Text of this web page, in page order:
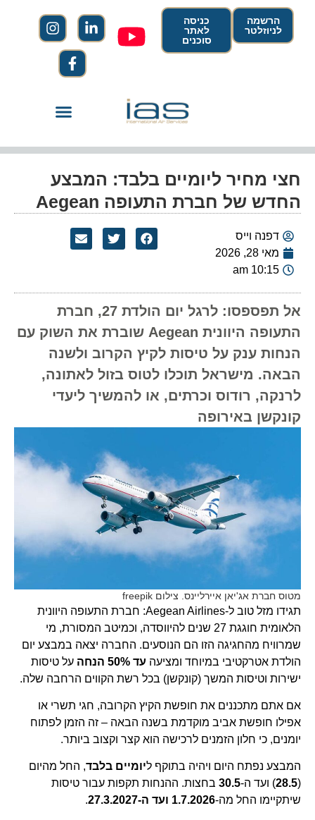
הרשמה
לניוזלטר
כניסה
לאתר
סוכנים
חצי מחיר ליומיים בלבד: המבצע
החדש של חברת התעופה Aegean
דפנה וייס
מאי 28, 2026
10:15 am
אל תפספסו: לרגל יום הולדת 27, חברת
התעופה היוונית Aegean שוברת את השוק עם
הנחות ענק על טיסות לקיץ הקרוב ולשנה
הבאה. מישראל תוכלו לטוס בזול לאתונה,
לרנקה, רודוס וכרתים, או להמשיך ליעדי
קונקשן באירופה
מטוס חברת אג'יאן איירליינס. צילום freepik
תגידו מזל טוב ל-Aegean Airlines: חברת התעופה היוונית
הלאומית חוגגת 27 שנים להיווסדה, וכמיטב המסורת, מי
שמרוויח מהחגיגה הזו הם הנוסעים. החברה יצאה במבצע יום
הולדת אטרקטיבי במיוחד ומציעה עד 50% הנחה
על טיסות
ישירות וטיסות המשך (קונקשן) בכל רשת הקווים הרחבה שלה.
אם אתם מתכננים את חופשת הקיץ הקרובה, חגי תשרי או
אפילו חופשת אביב מוקדמת בשנה הבאה – זה הזמן לפתוח
יומנים, כי חלון הזמנים לרכישה הוא קצר וקצוב ביותר.
המבצע נפתח היום ויהיה בתוקף ליומיים בלבד, החל מהיום
(
28.5) ועד ה-30.5 בחצות. ההנחות תקפות עבור טיסות
שיתקיימו החל מה-1.7.2026 ועד ה-27.3.2027 .